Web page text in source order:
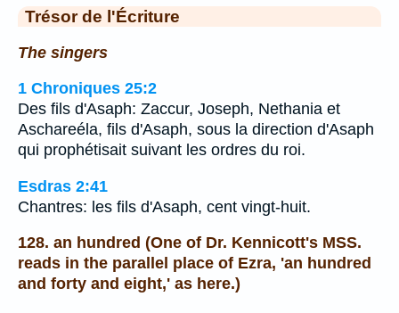
Trésor de l'Écriture
The singers
1 Chroniques 25:2
Des fils d'Asaph: Zaccur, Joseph, Nethania et
Aschareéla, fils d'Asaph, sous la direction d'Asaph
qui prophétisait suivant les ordres du roi.
Esdras 2:41
Chantres: les fils d'Asaph, cent vingt-huit.
128. an hundred (One of Dr. Kennicott's MSS.
reads in the parallel place of Ezra, 'an hundred
and forty and eight,' as here.)